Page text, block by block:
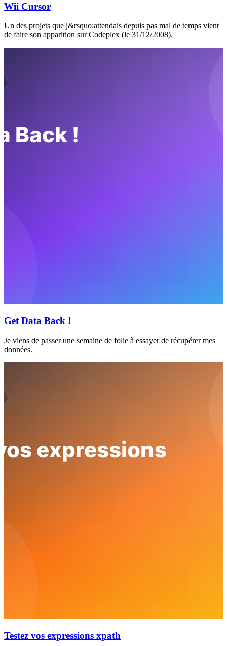
Wii Cursor
Un des projets que j&rsquo;attendais depuis pas mal de temps vient
de faire son apparition sur Codeplex (le 31/12/2008).
Get Data Back !
Je viens de passer une semaine de folie à essayer de récupérer mes
données.
Testez vos expressions xpath